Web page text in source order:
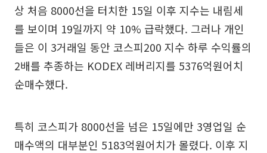
상 처음 8000선을 터치한 15일 이후 지수는 내림세
를 보이며 19일까지 약 10% 급락했다. 그러나 개인
들은 이 3거래일 동안 코스피200 지수 하루 수익률의
2배를 추종하는 KODEX 레버리지를 5376억원어치
순매수했다.
특히 코스피가 8000선을 넘은 15일에만 3영업일 순
매수액의 대부분인 5183억원어치가 몰렸다. 이후 지